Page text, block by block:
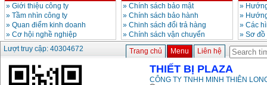
» Giới thiệu công ty
» Tầm nhìn công ty
» Quan điểm kinh doanh
» Cơ hội nghề nghiệp
» Chính sách bảo mật
» Chính sách bảo hành
» Chinh sách đổi trả hàng
» Chính sách vận chuyển
»
»
» Các
» Sơ
Lượt truy cập: 40304672
Trang chủ Menu Liên hệ
THIẾT BỊ PLAZA
CÔNG TY TNHH MINH THIÊN